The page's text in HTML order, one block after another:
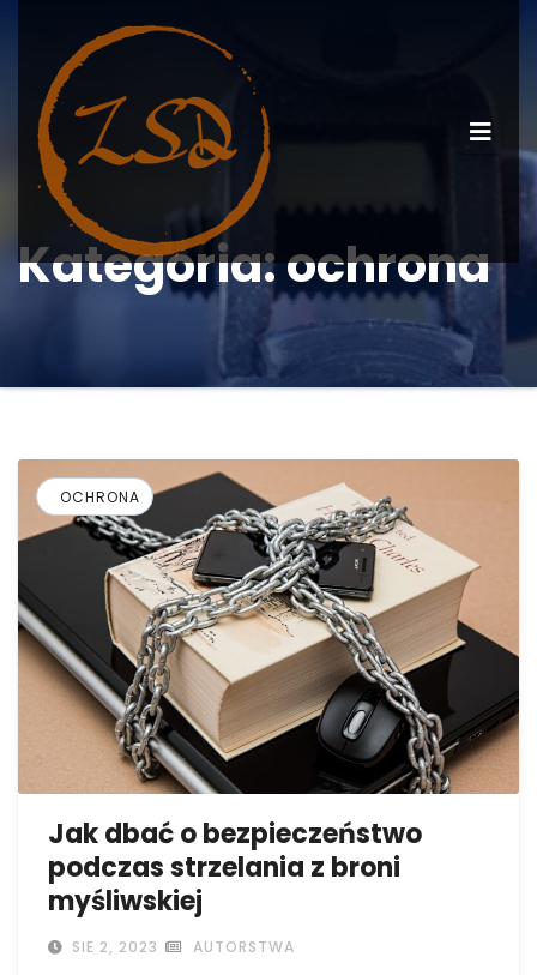
Kategoria:ochrona
OCHRONA
Jak dbać o bezpieczeństwo
podczas strzelania z broni
myśliwskiej
SIE 2, 2023 AUTORSTWA